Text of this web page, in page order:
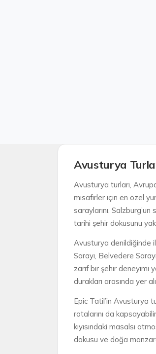
Avusturya
Avusturya turları,
misafirler için en özel
saraylarını,
tarihi şehir dokusunu
Avusturya denildiğinde
Sarayı, Belvedere
zarif bir şehir deneyimi
durakları arasında yer
Epic Tatil’in Avusturya
rotalarını da
kıyısındaki masalsı
dokusu ve doğa